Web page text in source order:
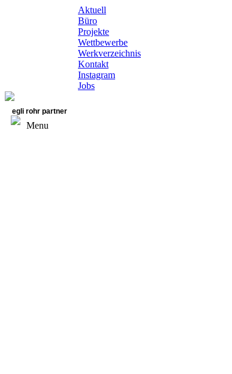
Aktuell
Büro
Projekte
Wettbewerbe
Werkverzeichnis
Kontakt
Instagram
Jobs
egli rohr partner
Menu